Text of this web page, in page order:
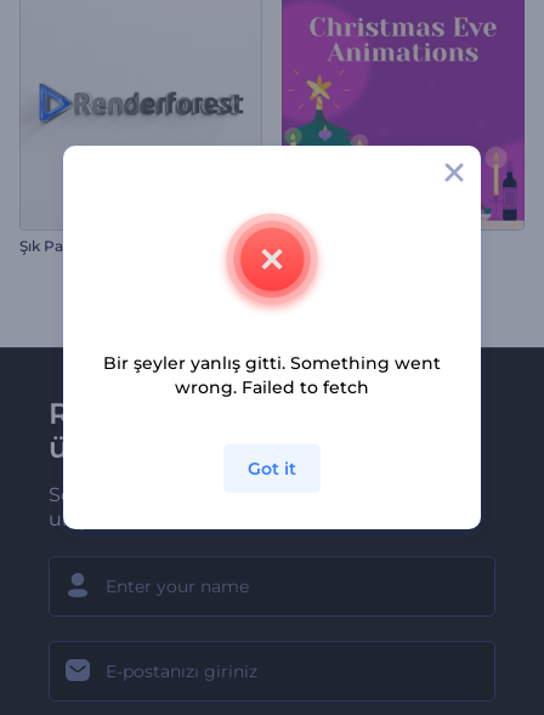
Şık Parıltı Logo Gösterimi Noel Arefesi Animasyonları
Renderforest bültenine
üye olun
Son haber ve tekliflerimiz ilk olarak size
ulaşsın
Bir şeyler yanlış gitti. Something went
wrong. Failed to fetch
Got it